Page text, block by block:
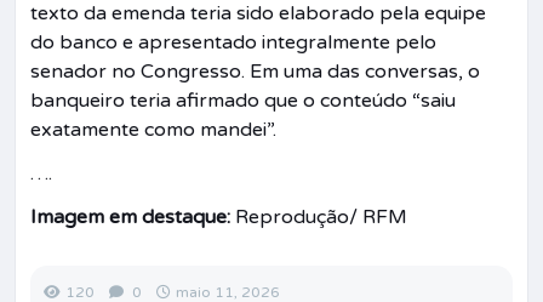
texto da emenda teria sido elaborado pela equipe
do banco e apresentado integralmente pelo
senador no Congresso. Em uma das conversas, o
banqueiro teria afirmado que o conteúdo “saiu
exatamente como mandei”.
….
Imagem em destaque:Reprodução/ RFM
120 0 maio 11, 2026